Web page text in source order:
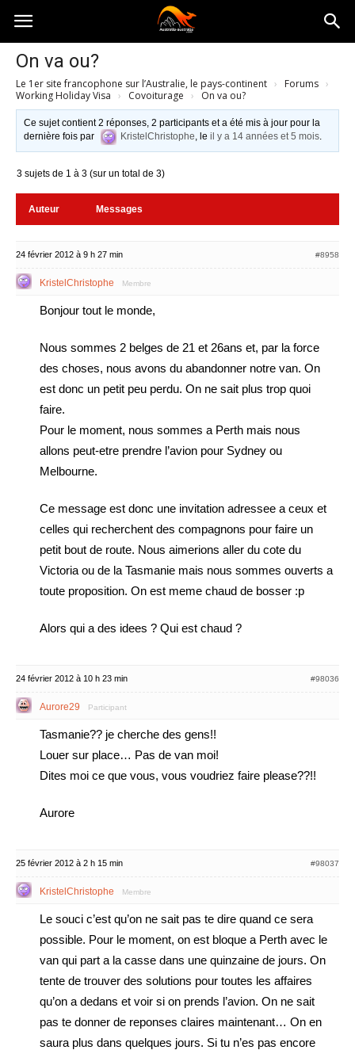
Australia-
australie.com
On va ou?
Le 1er site francophone sur l’Australie, le pays-continent › Forums ›
Working Holiday Visa › Covoiturage › On va ou?
Ce sujet contient 2 réponses, 2 participants et a été mis à jour pour la
dernière fois par
KristelChristophe, leil y a 14 années et 5 mois.
3 sujets de 1 à 3 (sur un total de 3)
Auteur Messages
24 février 2012 à 9 h 27 min #8958
KristelChristophe Membre
Bonjour tout le monde,
Nous sommes 2 belges de 21 et 26ans et, par la force
des choses, nous avons du abandonner notre van. On
est donc un petit peu perdu. On ne sait plus trop quoi
faire.
Pour le moment, nous sommes a Perth mais nous
allons peut-etre prendre l’avion pour Sydney ou
Melbourne.
Ce message est donc une invitation adressee a ceux et
celles qui recherchent des compagnons pour faire un
petit bout de route. Nous aimerions aller du cote du
Victoria ou de la Tasmanie mais nous sommes ouverts a
toute proposition. On est meme chaud de bosser :p
Alors qui a des idees ? Qui est chaud ?
24 février 2012 à 10 h 23 min #98036
Aurore29 Participant
Tasmanie?? je cherche des gens!!
Louer sur place… Pas de van moi!
Dites moi ce que vous, vous voudriez faire please??!!
Aurore
25 février 2012 à 2 h 15 min #98037
KristelChristophe Membre
Le souci c’est qu’on ne sait pas te dire quand ce sera
possible. Pour le moment, on est bloque a Perth avec le
van qui part a la casse dans une quinzaine de jours. On
tente de trouver des solutions pour toutes les affaires
qu’on a dedans et voir si on prends l’avion. On ne sait
pas te donner de reponses claires maintenant… On en
saura plus dans quelques jours. Si tu n’es pas encore